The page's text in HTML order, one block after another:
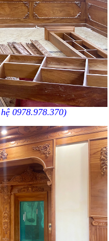
0978.978.370)